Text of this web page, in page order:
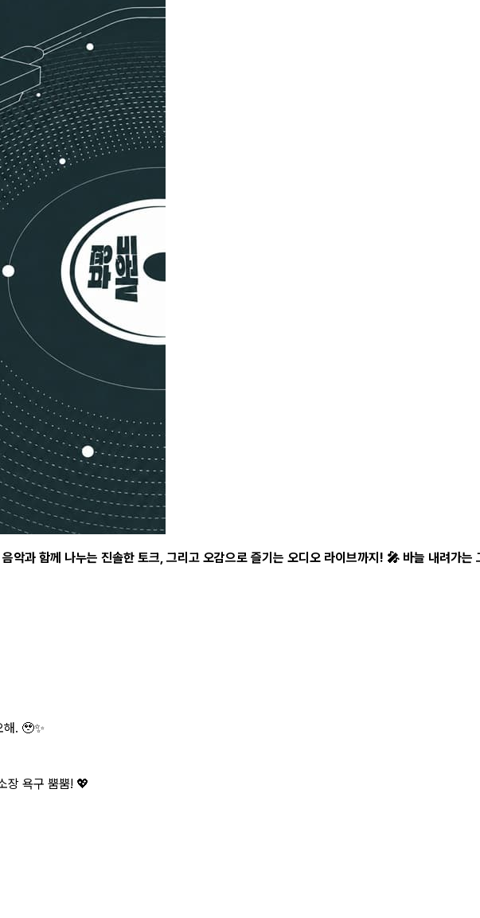
악과 함께 나누는 진솔한 토크, 그리고 오감으로 즐기는 오디오 라이브까지! 🎤 바늘 내려가는
해. 🥹✨
장 욕구 뿜뿜! 💖